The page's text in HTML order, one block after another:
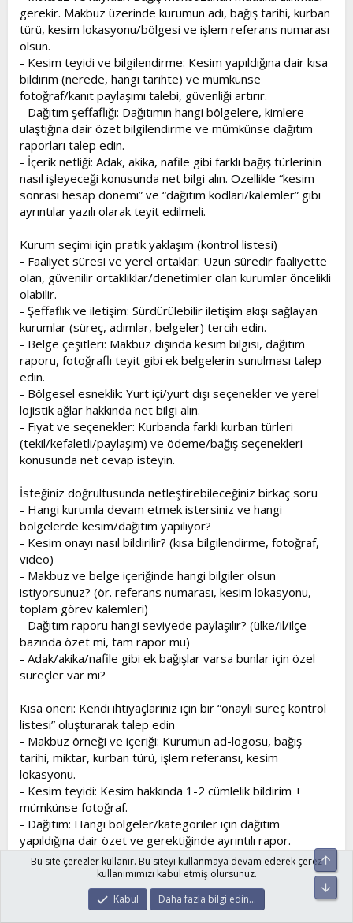
gerekir. Makbuz üzerinde kurumun adı, bağış tarihi, kurban
türü, kesim lokasyonu/bölgesi ve işlem referans numarası
olsun.
- Kesim teyidi ve bilgilendirme: Kesim yapıldığına dair kısa
bildirim (nerede, hangi tarihte) ve mümkünse
fotoğraf/kanıt paylaşımı talebi, güvenliği artırır.
- Dağıtım şeffaflığı: Dağıtımın hangi bölgelere, kimlere
ulaştığına dair özet bilgilendirme ve mümkünse dağıtım
raporları talep edin.
- İçerik netliği: Adak, akika, nafile gibi farklı bağış türlerinin
nasıl işleyeceği konusunda net bilgi alın. Özellikle “kesim
sonrası hesap dönemi” ve “dağıtım kodları/kalemler” gibi
ayrıntılar yazılı olarak teyit edilmeli.
Kurum seçimi için pratik yaklaşım (kontrol listesi)
- Faaliyet süresi ve yerel ortaklar: Uzun süredir faaliyette
olan, güvenilir ortaklıklar/denetimler olan kurumlar öncelikli
olabilir.
- Şeffaflık ve iletişim: Sürdürülebilir iletişim akışı sağlayan
kurumlar (süreç, adımlar, belgeler) tercih edin.
- Belge çeşitleri: Makbuz dışında kesim bilgisi, dağıtım
raporu, fotoğraflı teyit gibi ek belgelerin sunulması talep
edin.
- Bölgesel esneklik: Yurt içi/yurt dışı seçenekler ve yerel
lojistik ağlar hakkında net bilgi alın.
- Fiyat ve seçenekler: Kurbanda farklı kurban türleri
(tekil/kefaletli/paylaşım) ve ödeme/bağış seçenekleri
konusunda net cevap isteyin.
İsteğiniz doğrultusunda netleştirebileceğiniz birkaç soru
- Hangi kurumla devam etmek istersiniz ve hangi
bölgelerde kesim/dağıtım yapılıyor?
- Kesim onayı nasıl bildirilir? (kısa bilgilendirme, fotoğraf,
video)
- Makbuz ve belge içeriğinde hangi bilgiler olsun
istiyorsunuz? (ör. referans numarası, kesim lokasyonu,
toplam görev kalemleri)
- Dağıtım raporu hangi seviyede paylaşılır? (ülke/il/ilçe
bazında özet mi, tam rapor mu)
- Adak/akika/nafile gibi ek bağışlar varsa bunlar için özel
süreçler var mı?
Kısa öneri: Kendi ihtiyaçlarınız için bir “onaylı süreç kontrol
listesi” oluşturarak talep edin
- Makbuz örneği ve içeriği: Kurumun ad-logosu, bağış
tarihi, miktar, kurban türü, işlem referansı, kesim
lokasyonu.
- Kesim teyidi: Kesim hakkında 1-2 cümlelik bildirim +
mümkünse fotoğraf.
- Dağıtım: Hangi bölgeler/kategoriler için dağıtım
yapıldığına dair özet ve gerektiğinde ayrıntılı rapor.
- Geri dönüş ve iletişim: Sizinle iletişimi hangi kanallardan
ve hangi süre içinde yapacakları.
Konuya dair kısa bir dua hatırlatması
Bu site çerezler kullanır. Bu siteyi kullanmaya devam ederek çerez
kullanımımızı kabul etmiş olursunuz.
Kabul
Daha fazla bilgi edin…
Üst
Alt